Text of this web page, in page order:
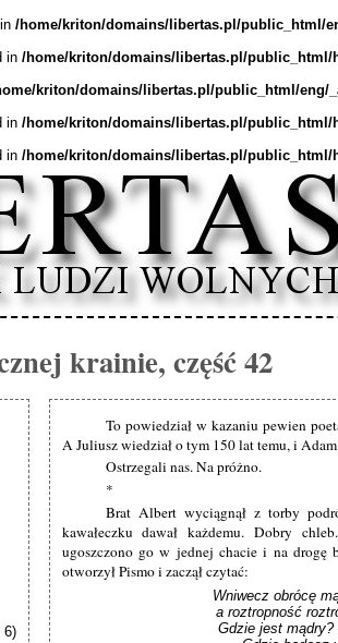
/home/kriton/domains/libertas.pl/public_html/
in /home/kriton/domains/libertas.pl/public_html/
kriton/domains/libertas.pl/public_html/eng/
in /home/kriton/domains/libertas.pl/public_html/
in /home/kriton/domains/libertas.pl/public_html/
krainie, część 42
6)
To powiedział w kazaniu pewien
A Juliusz wiedział o tym 150 lat temu, i
Ostrzegali nas. Na próżno.
*
Brat Albert wyciągnął z torby
kawałeczku dawał każdemu. Dobry
ugoszczono go w jednej chacie i na drogę
otworzył Pismo i zaczął czytać:
Wniwecz obrócę
a roztropność
Gdzie jest